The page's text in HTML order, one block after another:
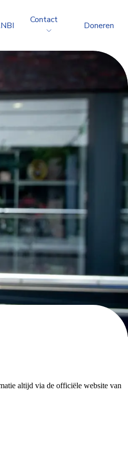
Contact
Doneren
altijd via de officiële website van